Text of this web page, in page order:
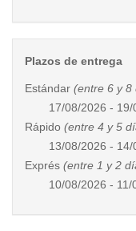
Plazos de entrega
Estándar (entre 6 y 8
17/08/2026 - 19/
Rápido (entre 4 y 5
13/08/2026 - 14/
Exprés (entre 1 y 2
10/08/2026 - 11/